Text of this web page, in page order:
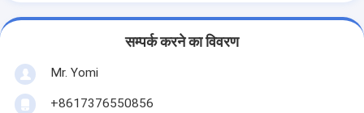
सम्पर्क करने का विवरण
Mr. Yomi
+8617376550856